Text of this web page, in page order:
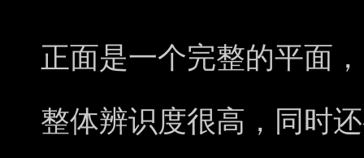
正面是一个完整的平面
整体辨识度很高，同时